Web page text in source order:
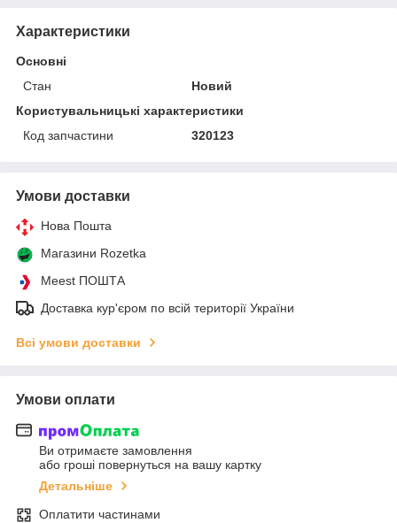
Характеристики
Основні
Стан
Новий
Користувальницькі характеристики
Код запчастини
320123
Умови доставки
Нова Пошта
Магазини Rozetka
Meest ПОШТА
Доставка кур'єром по всій території України
Всі умови доставки
Умови оплати
Ви отримаєте замовлення
або гроші повернуться на вашу картку
Детальніше
Оплатити частинами